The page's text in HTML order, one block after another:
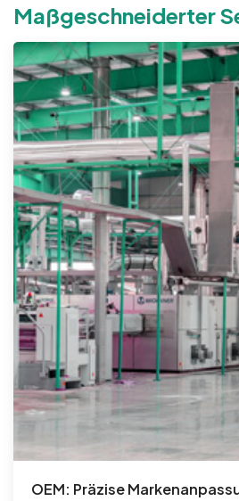
Maßgeschneiderter
OEM: Präzise